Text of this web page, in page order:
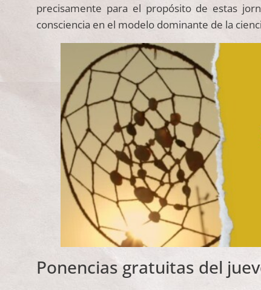
precisamente para el propósito de estas
consciencia en el modelo dominante de la
Ponencias gratuitas del